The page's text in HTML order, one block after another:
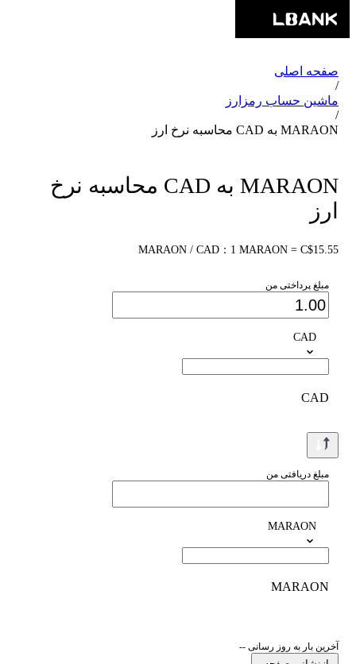
صفحه اصلی
/
ماشین حساب رمزارز
/
MARAON به CAD محاسبه نرخ ارز
MARAON به CAD محاسبه نرخ
ارز
MARAON / CAD：1 MARAON = C$15.55
مبلغ پرداختی من
CAD
CAD
مبلغ دریافتی من
MARAON
MARAON
آخرین بار به روز رسانی --